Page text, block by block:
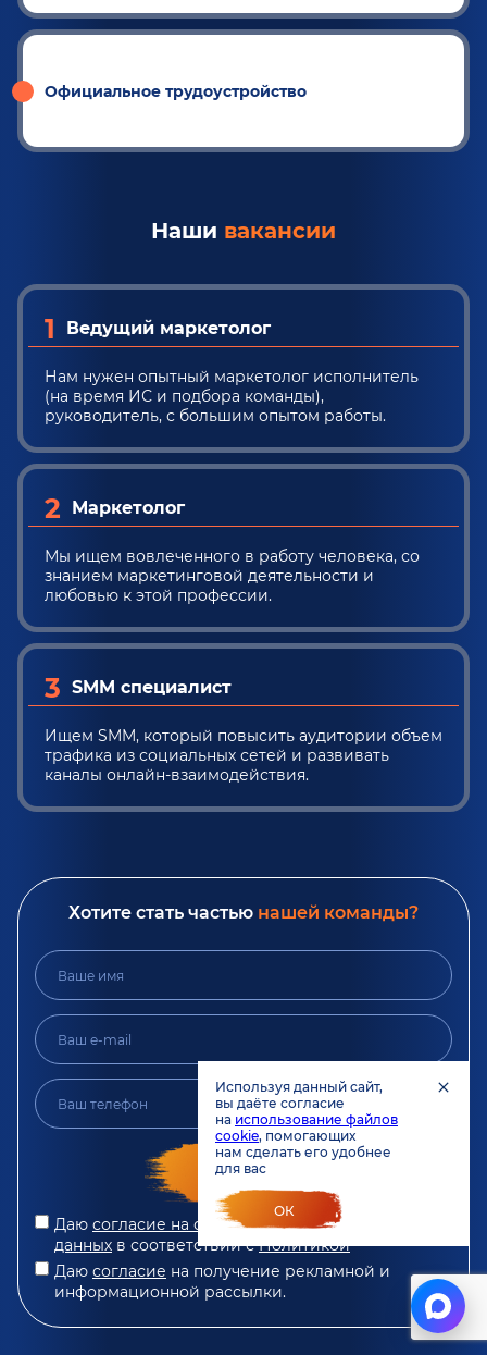
Официальное трудоустройство
Наши вакансии
1 Ведущий маркетолог
Нам нужен опытный маркетолог исполнитель
(на время ИС и подбора команды),
руководитель, с большим опытом работы.
2 Маркетолог
Мы ищем вовлеченного в работу человека, со
знанием маркетинговой деятельности и
любовью к этой профессии.
3 SMM специалист
Ищем SMM, который повысить аудитории объем
трафика из социальных сетей и развивать
каналы онлайн-взаимодействия.
Хотите стать частью нашей команды?
ОСТАВИТЬ
Даю согласие на обработку персональных
данных в соответствии сПолитикой
Даю согласие на получение рекламной и
информационной рассылки.
Используя данный сайт,
вы даёте согласие
на использование файлов
cookie, помогающих
нам сделать его удобнее
для вас
ОК